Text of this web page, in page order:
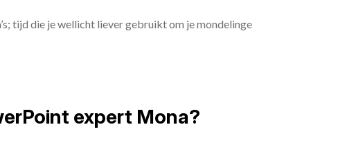
tijd die je wellicht liever gebruikt om je mondelinge
expert Mona?